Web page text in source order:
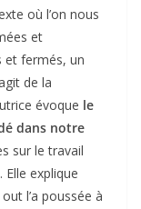
où l’on nous
et
et fermés, un
de la
évoque le
dans notre
sur le travail
explique
l’a poussée à